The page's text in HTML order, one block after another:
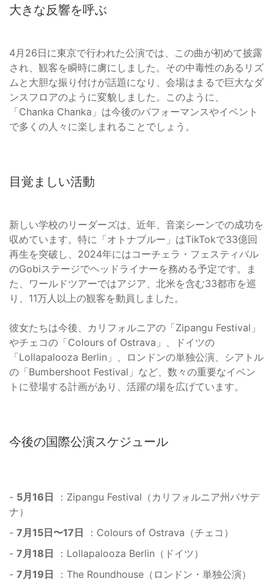
大きな反響を呼ぶ
4月26日に東京で行われた公演では、この曲が初めて披露
され、観客を瞬時に虜にしました。その中毒性のあるリズ
ムと大胆な振り付けが話題になり、会場はまるで巨大なダ
ンスフロアのように変貌しました。このように、
「Chanka Chanka」は今後のパフォーマンスやイベント
で多くの人々に楽しまれることでしょう。
目覚ましい活動
新しい学校のリーダーズは、近年、音楽シーンでの成功を
収めています。特に「オトナブルー」はTikTokで33億回
再生を突破し、2024年にはコーチェラ・フェスティバル
のGobiステージでヘッドライナーを務める予定です。ま
た、ワールドツアーではアジア、北米を含む33都市を巡
り、11万人以上の観客を動員しました。
彼女たちは今後、カリフォルニアの「Zipangu Festival」
やチェコの「Colours of Ostrava」、ドイツの
「Lollapalooza Berlin」、ロンドンの単独公演、シアトル
の「Bumbershoot Festival」など、数々の重要なイベン
トに登場する計画があり、活躍の場を広げています。
今後の国際公演スケジュール
- 5月16日
：Zipangu Festival（カリフォルニア州パサデ
ナ）
- 7月15日〜17日
：Colours of Ostrava（チェコ）
- 7月18日
：Lollapalooza Berlin（ドイツ）
- 7月19日 ：The Roundhouse（ロンドン・単独公演）